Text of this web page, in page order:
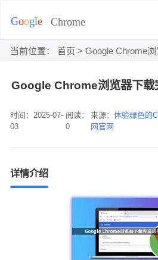
当前位置： 首页 > Google Chrome浏览
Google Chrome浏览器下载
时间：2025-07-
03
阅读：
0
来源：体验绿色的
网官网
详情介绍